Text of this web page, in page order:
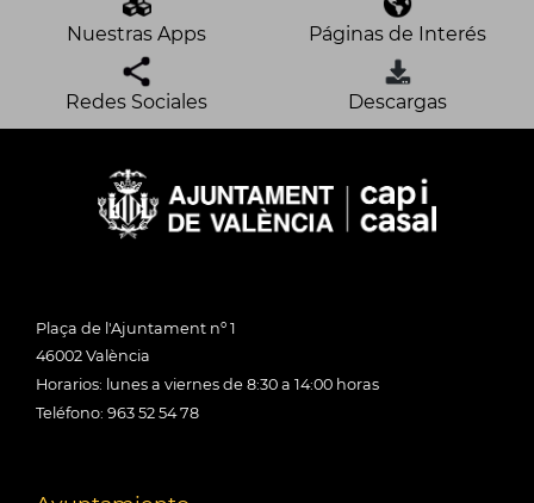
Nuestras Apps Páginas de Interés
Redes Sociales Descargas
Plaça de l'Ajuntament nº 1
46002 València
Horarios: lunes a viernes de 8:30 a 14:00 horas
Teléfono: 963 52 54 78